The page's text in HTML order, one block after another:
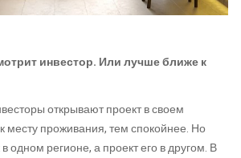
инвестор. Или лучше ближе к
открывают проект в своем
месту проживания, тем спокойнее. Но
в одном регионе, а проект его в другом. В